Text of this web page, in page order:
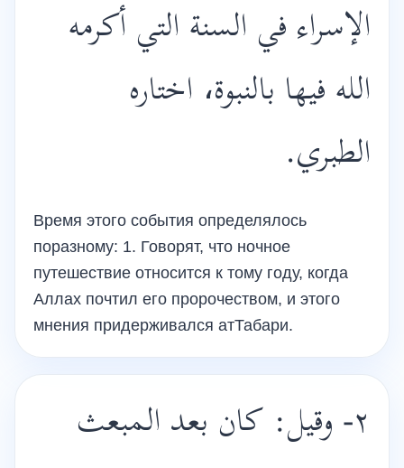
الإسراء في السنة التي أكرمه
الله فيها بالنبوة، اختاره
الطبري.
Время этого события определялось
поразному: 1. Говорят, что ночное
путешествие относится к тому году, когда
Аллах почтил его пророчеством, и этого
мнения придерживался атТабари.
٢- وقيل: كان بعد المبعث